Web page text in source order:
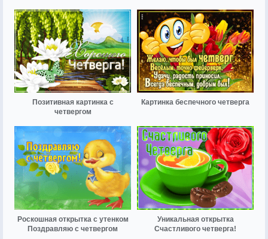
Позитивная картинка с
четвергом
Картинка беспечного четверга
Роскошная открытка с утенком
Поздравляю с четвергом
Уникальная открытка
Счастливого четверга!